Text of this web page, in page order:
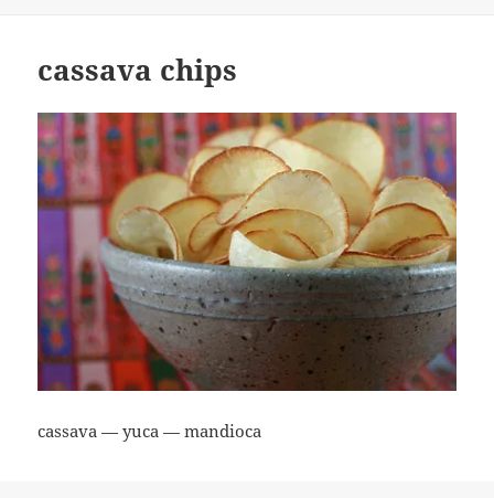
cassava chips
cassava — yuca — mandioca